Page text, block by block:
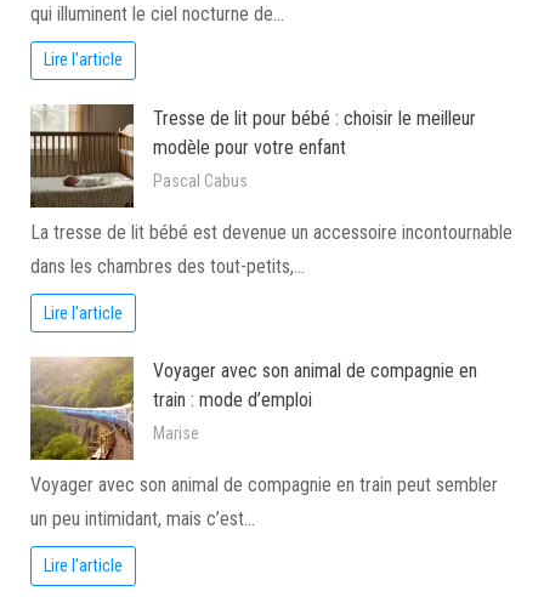
qui illuminent le ciel nocturne de…
Lire l'article
Tresse de lit pour bébé : choisir le meilleur
modèle pour votre enfant
Pascal Cabus
La tresse de lit bébé est devenue un accessoire incontournable
dans les chambres des tout-petits,…
Lire l'article
Voyager avec son animal de compagnie en
train : mode d’emploi
Marise
Voyager avec son animal de compagnie en train peut sembler
un peu intimidant, mais c’est…
Lire l'article